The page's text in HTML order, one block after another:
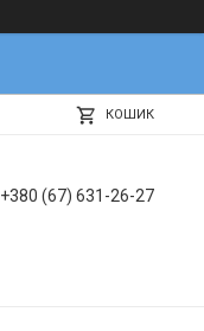
КОШИК
+380 (67) 631-26-27